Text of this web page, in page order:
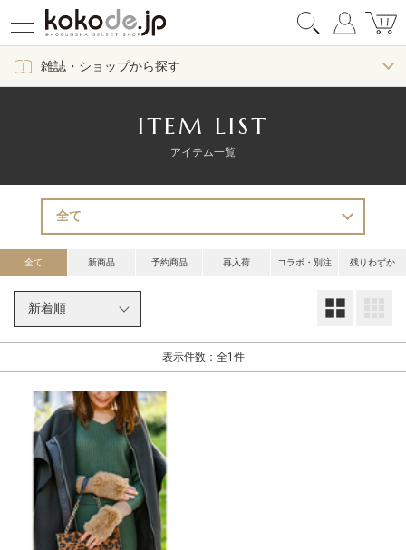
雑誌・ショップから探す
ITEM LIST
アイテム一覧
全て 新商品 予約商品 再入荷 コラボ・別注 残りわずか
表示件数：全1件